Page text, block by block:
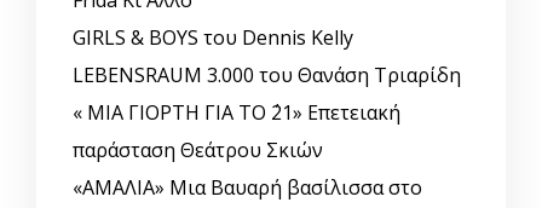
GIRLS & BOYS του Dennis Kelly
LEBENSRAUM 3.000 του Θανάση Τριαρίδη
« ΜΙΑ ΓΙΟΡΤΗ ΓΙΑ ΤΟ ΄21» Επετειακή
παράσταση Θεάτρου Σκιών
«ΑΜΑΛΙΑ» Μια Βαυαρή βασίλισσα στο